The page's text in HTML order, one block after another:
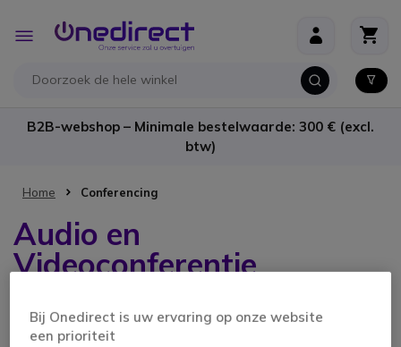
Toggle
Nav
B2B-webshop – Minimale bestelwaarde: 300 € (excl.
btw)
Home Conferencing
Audio en
Videoconferentie
Bij Onedirect is uw ervaring op onze website
een prioriteit